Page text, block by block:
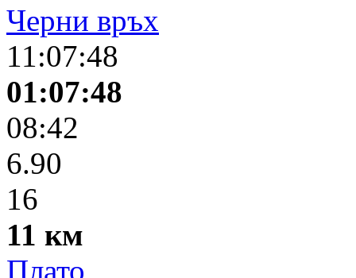
Черни връх
11:07:48
01:07:48
08:42
6.90
16
11 км
Плато